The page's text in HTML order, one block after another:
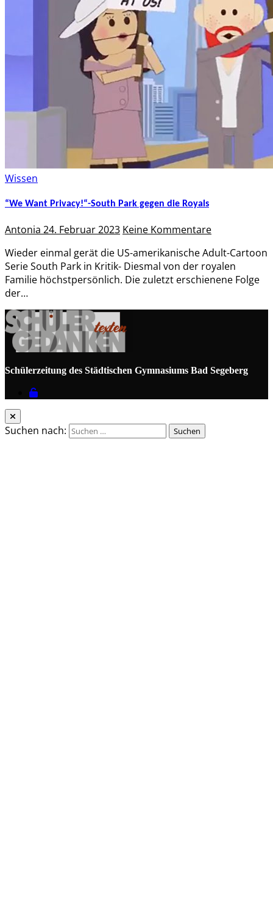
Wissen
“We Want Privacy!“-South Park gegen die Royals
Antonia 24. Februar 2023 Keine Kommentare
Wieder einmal gerät die US-amerikanische Adult-Cartoon
Serie South Park in Kritik- Diesmal von der royalen
Familie höchstpersönlich. Die zuletzt erschienene Folge
der…
Schülerzeitung des Städtischen Gymnasiums Bad Segeberg
Suchen nach: